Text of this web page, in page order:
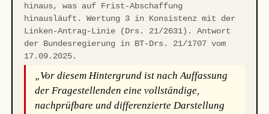
hinaus, was auf Frist-Abschaffung
hinausläuft. Wertung 3 in Konsistenz mit der
Linken-Antrag-Linie (Drs. 21/2631). Antwort
der Bundesregierung in BT-Drs. 21/1707 vom
17.09.2025.
„Vor diesem Hintergrund ist nach Auffassung
der Fragestellenden eine vollständige,
nachprüfbare und differenzierte Darstellung